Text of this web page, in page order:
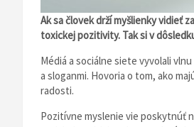
Ak sa človek drží myšlienky vidieť
toxickej pozitivity. Tak si v
Médiá a sociálne siete vyvolali
a sloganmi. Hovoria o tom, ako
radosti.
Pozitívne myslenie vie poskytnúť